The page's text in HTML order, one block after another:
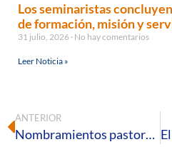
Los seminaristas
de formación, misión y
31 julio, 2026 No hay comentarios
Leer Noticia »
ANTERIOR
Nombramientos pastorales para el curso 2026-2027